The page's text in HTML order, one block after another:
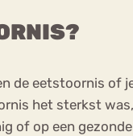
de eetstoornis
het sterkst
of op een